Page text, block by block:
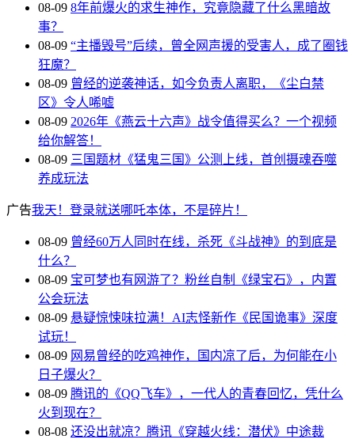
08-09 8年前爆火的求生神作，究竟隐藏了什么黑暗故
事？
08-09 “主播毁号”后续，曾全网声援的受害人，成了圈钱
狂魔？
08-09 曾经的逆袭神话，如今负责人离职，《尘白禁
区》令人唏嘘
08-09 2026年《燕云十六声》战令值得买么？一个视频
给你解答！
08-09 三国题材《猛鬼三国》公测上线，首创摄魂吞噬
养成玩法
广告我天！登录就送哪吒本体，不是碎片！
08-09 曾经60万人同时在线，杀死《斗战神》的到底是
什么？
08-09 宝可梦也有网游了？粉丝自制《绿宝石》，内置
公会玩法
08-09 悬疑惊悚味拉满！AI志怪新作《民国诡事》深度
试玩！
08-09 网易曾经的吃鸡神作，国内凉了后，为何能在小
日子爆火？
08-09 腾讯的《QQ飞车》，一代人的青春回忆，凭什么
火到现在？
08-08 还没出就凉？腾讯《穿越火线：潜伏》中途裁